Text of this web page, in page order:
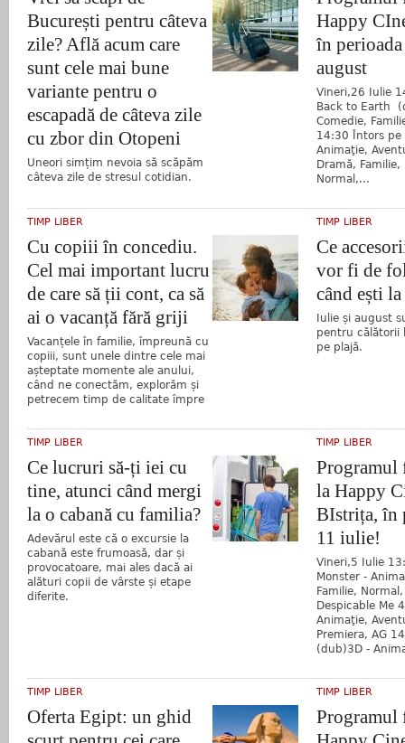
București pentru câteva
zile? Află acum care
sunt cele mai bune
variante pentru o
escapadă de câteva zile
cu zbor din Otopeni
Uneori simțim nevoia să scăpăm
câteva zile de stresul cotidian.
Happy
în
august
Vineri,26 Iulie
Back to Earth
Comedie,
14:30 Întors pe
Animaţie,
Dramă, Familie,
Normal,...
TIMP LIBER
Cu copiii în concediu.
Cel mai important lucru
de care să ții cont, ca să
ai o vacanță fără griji
Vacanțele în familie, împreună cu
copiii, sunt unele dintre cele mai
așteptate momente ale anului,
când ne conectăm, explorăm și
petrecem timp de calitate împre
TIMP LIBER
Ce
vor fi de
când ești la
Iulie și august
pentru călătorii
pe plajă.
TIMP LIBER
Ce lucruri să-ți iei cu
tine, atunci când mergi
la o cabană cu familia?
Adevărul este că o excursie la
cabană este frumoasă, dar și
provocatoare, mai ales dacă ai
alături copii de vârste și etape
diferite.
TIMP LIBER
Programul
la Happy
BIstrița, în
11 iulie!
Vineri,5 Iulie
Monster -
Familie,
Despicable Me
Animaţie,
Premiera, AG
(dub)3D -
TIMP LIBER
Oferta Egipt: un ghid
TIMP LIBER